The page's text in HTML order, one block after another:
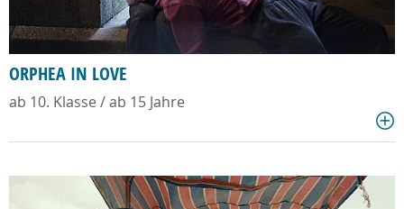
ORPHEA IN LOVE
ab 10. Klasse / ab 15 Jahre